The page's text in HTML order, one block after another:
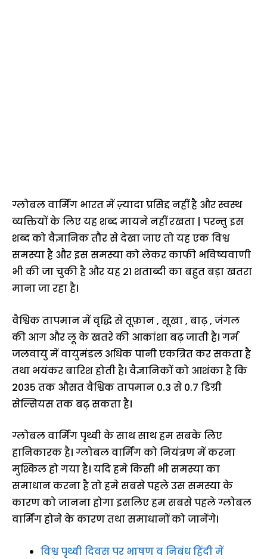
ग्लोबल वार्मिंग भारत में ज़्यादा प्रसिद्द नहीं है और स्वस्थ
व्यक्तियों के लिए यह शब्द मायने नहीं रखता | परन्तु इस
शब्द को वैज्ञानिक तौर से देखा जाए तो यह एक विश्व
समस्या है और इस समस्या को लेकर काफी भविष्यवाणी
भी की जा चुकी है और यह 21 शताब्दी का बहुत बड़ा खतरा
माना जा रहा है।
वैश्विक तापमान में वृद्धि से तूफ़ान , सूखा , बाढ़ , जंगल
की आग और लू के खतरे की आकांशा बढ़ जाती है। गर्म
जलवायु में वायुमंडल अधिक पानी एकत्रित कर सकता है
तथा भयंकर बारिश होती है। वैज्ञानिकों को आशंका है कि
2035 तक औसत वैश्विक तापमान 0.3 से 0.7 डिग्री
सेल्सियस तक बढ़ सकता है।
ग्लोबल वार्मिंग पृथ्वी के साथ साथ हम सबके लिए
हानिकारक है। ग्लोबल वार्मिंग को नियंत्रण में करना
मुश्किल हो गया है। यदि हमे किसी भी समस्या का
समाधान करना है तो हमे सबसे पहले उस समस्या के
कारण को जानना होगा इसलिए हम सबसे पहले ग्लोबल
वार्मिंग होने के कारण तथा समाधानों को जानेंगे।
विश्व पृथ्वी दिवस पर भाषण व निबंध हिंदी में